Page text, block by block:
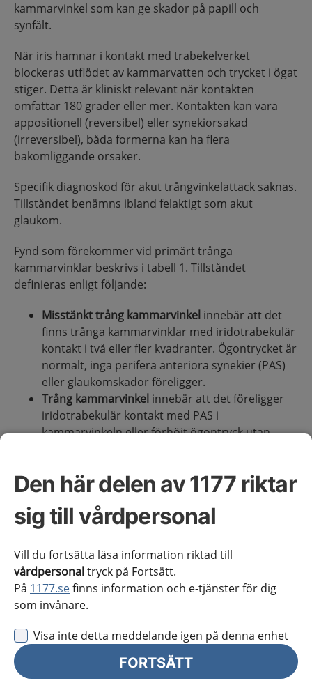
Den här delen av 1177 riktar
sig till vårdpersonal
Vill du fortsätta läsa information riktad till
vårdpersonaltryck på Fortsätt.
På 1177.sefinns information och e-tjänster för dig
som invånare.
Visa inte detta meddelande igen på denna enhet
FORTSÄTT
kammarvinkel som kan ge skador på papill och
synfält.
När iris hamnar i kontakt med trabekelverket
blockeras utflödet av kammarvatten och trycket i ögat
stiger. Detta är kliniskt relevant när kontakten
omfattar 180 grader eller mer. Kontakten kan vara
appositionell (reversibel) eller synekiorsakad
(irreversibel), båda formerna kan ha flera
bakomliggande orsaker.
Specifik diagnoskod för akut trångvinkelattack saknas.
Tillståndet benämns ibland felaktigt som akut
glaukom.
Fynd som förekommer vid primärt trånga
kammarvinklar beskrivs i tabell 1. Tillståndet
definieras enligt följande:
Misstänkt trång kammarvinkel innebär att det
finns trånga kammarvinklar med iridotrabekulär
kontakt i två eller fler kvadranter. Ögontrycket är
normalt, inga perifera anteriora synekier (PAS)
eller glaukomskador föreligger.
Trång kammarvinkel innebär att det föreligger
iridotrabekulär kontakt med PAS i
kammarvinkeln eller förhöjt ögontryck utan
med trång kammarvinkel i kombination med
förekommer dessutom ofta förhöjt ögontryck
och PAS samt anamnes på en eller flera akuta
tryckattacker.
Definitioner och fynd
Tabell 1. Definitioner och fynd vid trång kammarvinkel